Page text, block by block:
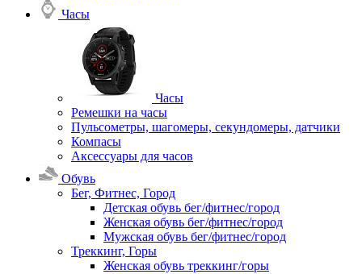
Часы
Часы
Ремешки на часы
Пульсометры, шагомеры, секундомеры, датчики
Компасы
Аксессуары для часов
Обувь
Бег, Фитнес, Город
Детская обувь бег/фитнес/город
Женская обувь бег/фитнес/город
Мужская обувь бег/фитнес/город
Треккинг, Горы
Женская обувь треккинг/горы